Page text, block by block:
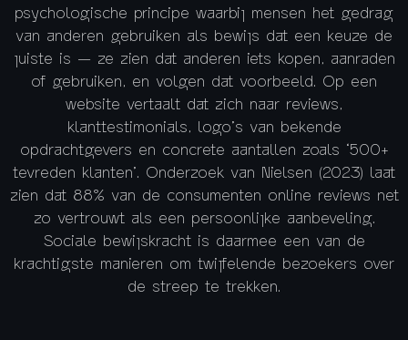
psychologische principe waarbij mensen het gedrag
van anderen gebruiken als bewijs dat een keuze de
juiste is — ze zien dat anderen iets kopen, aanraden
of gebruiken, en volgen dat voorbeeld. Op een
website vertaalt dat zich naar reviews,
klanttestimonials, logo’s van bekende
opdrachtgevers en concrete aantallen zoals ‘500+
tevreden klanten’. Onderzoek van Nielsen (2023) laat
zien dat 88% van de consumenten online reviews net
zo vertrouwt als een persoonlijke aanbeveling.
Sociale bewijskracht is daarmee een van de
krachtigste manieren om twijfelende bezoekers over
de streep te trekken.